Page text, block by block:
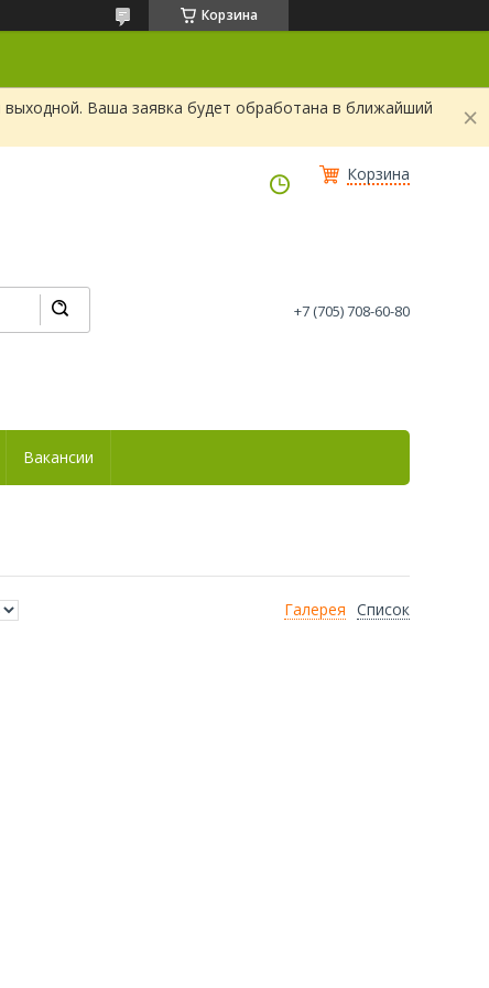
Корзина
Ваша заявка будет обработана в ближайший
Корзина
+7 (705) 708-60-80
Вакансии
Галерея Список